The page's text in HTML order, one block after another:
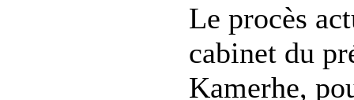
Le procès
cabinet du
Kamerhe,